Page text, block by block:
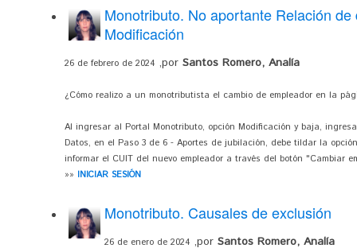
Monotributo. No aportante Relación
Modificación
26 de febrero de 2024 ,por Santos Romero, Analía
¿Cómo realizo a un monotributista el cambio de empleador en la
Al ingresar al Portal Monotributo, opción Modificación y baja,
Datos, en el Paso 3 de 6 - Aportes de jubilación, debe tildar la
informar el CUIT del nuevo empleador a través del botón "Cambiar
»» INICIAR SESIÓN
Monotributo. Causales de exclusión
26 de enero de 2024 ,por Santos Romero, Analía